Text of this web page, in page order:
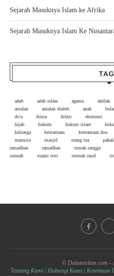
Sejarah Masuknya Islam ke Afrika
Sejarah Masuknya Islam Ke
adab adab islam agama akhlak
amalan
amalan shaleh anak
do'a
dunia dzikir ekonomi
hijab
hukum hukum islam
keluarga
keutamaan keutamaan doa
manusia
masjid orang tua
ramadhan
ramadhan rumah tangga
sunnah
suami istri sunnah rasul
© Dalamislam.com -
Tentang Kami | Hubungi Kami| Ketentuan